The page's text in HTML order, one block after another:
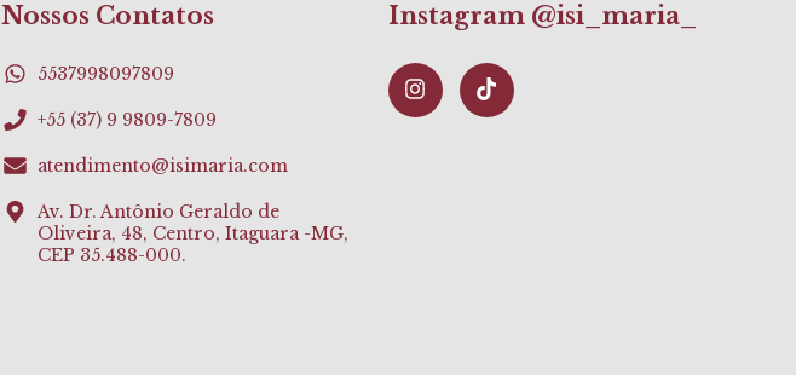
Nossos Contatos
5537998097809
+55 (37) 9 9809-7809
atendimento@isimaria.com
Av. Dr. Antônio Geraldo de
Oliveira, 48, Centro, Itaguara -MG,
CEP 35.488-000.
Instagram @isi_maria_